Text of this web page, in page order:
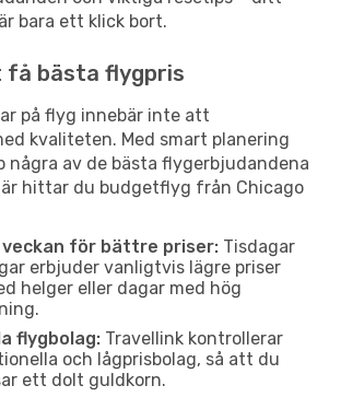
bara ett klick bort.
bästa flygpris
på flyg innebär inte att
kvaliteten. Med smart planering
några av de bästa flygerbjudandena
hittar du budgetflyg från Chicago
veckan för bättre priser: Tisdagar
erbjuder vanligtvis lägre priser
helger eller dagar med hög
flygbolag: Travellink kontrollerar
och lågprisbolag, så att du
ett dolt guldkorn.